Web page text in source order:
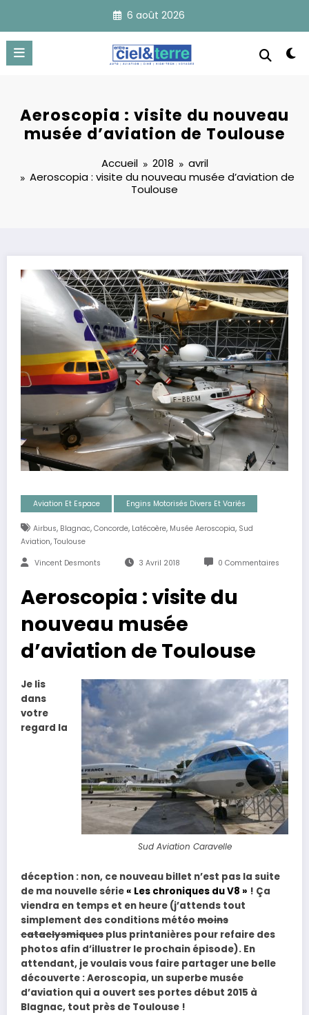
contenu
6 août 2026
Aeroscopia : visite du nouveau
musée d’aviation de Toulouse
Accueil 2018
avril
Aeroscopia : visite du nouveau musée d’aviation de
Toulouse
Aviation Et Espace Engins Motorisés Divers Et Variés
Airbus, Blagnac, Concorde, Latécoère, Musée Aeroscopia, Sud
Aviation, Toulouse
Vincent Desmonts 3 Avril 2018 0 Commentaires
Aeroscopia : visite du
nouveau musée
d’aviation de Toulouse
Sud Aviation Caravelle
Je lis
dans
votre
regard la
déception : non, ce nouveau billet n’est pas la suite
de ma nouvelle série« Les chroniques du V8 » ! Ça
viendra en temps et en heure (j’attends tout
simplement des conditions météo moins
cataclysmiques plus printanières pour refaire des
photos afin d’illustrer le prochain épisode). En
attendant, je voulais vous faire partager une belle
découverte : Aeroscopia, un superbe musée
d’aviation qui a ouvert ses portes début 2015 à
Blagnac, tout près de Toulouse !